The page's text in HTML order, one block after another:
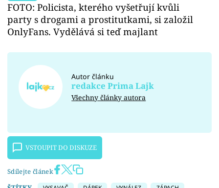
FOTO: Policista, kterého vyšetřují kvůli
party s drogami a prostitutkami, si založil
OnlyFans. Vydělává si teď majlant
Autor článku
redakce Prima Lajk
Všechny články autora
VSTOUPIT DO DISKUZE
Sdílejte článek